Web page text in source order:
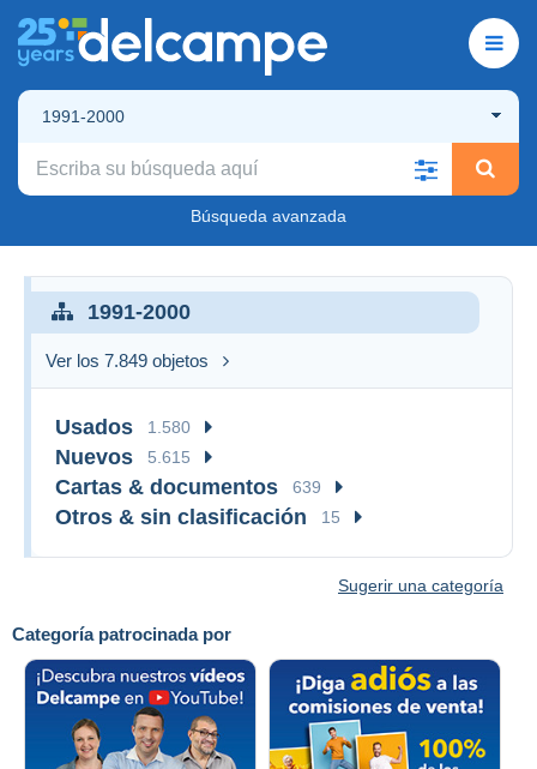
1991-2000
Búsqueda avanzada
Categoría patrocinada por
1991-2000
Ver los 7.849 objetos
Usados 1.580
Nuevos 5.615
Cartas & documentos 639
Otros & sin clasificación 15
Sugerir una categoría